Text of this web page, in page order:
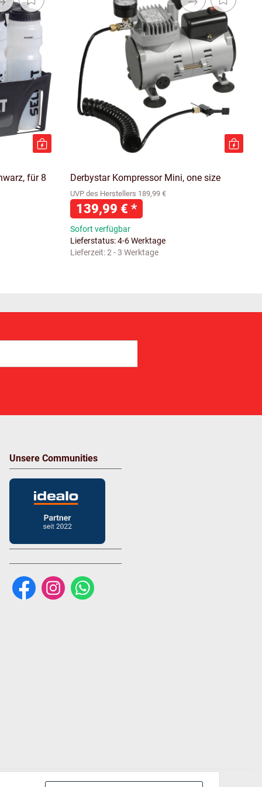
für 8 Derbystar Kompressor Mini, one size
UVP des Herstellers 189,99 €
139,99 € *
Sofort verfügbar
Lieferstatus: 4-6 Werktage
Lieferzeit:2 - 3 Werktage
Unsere Communities